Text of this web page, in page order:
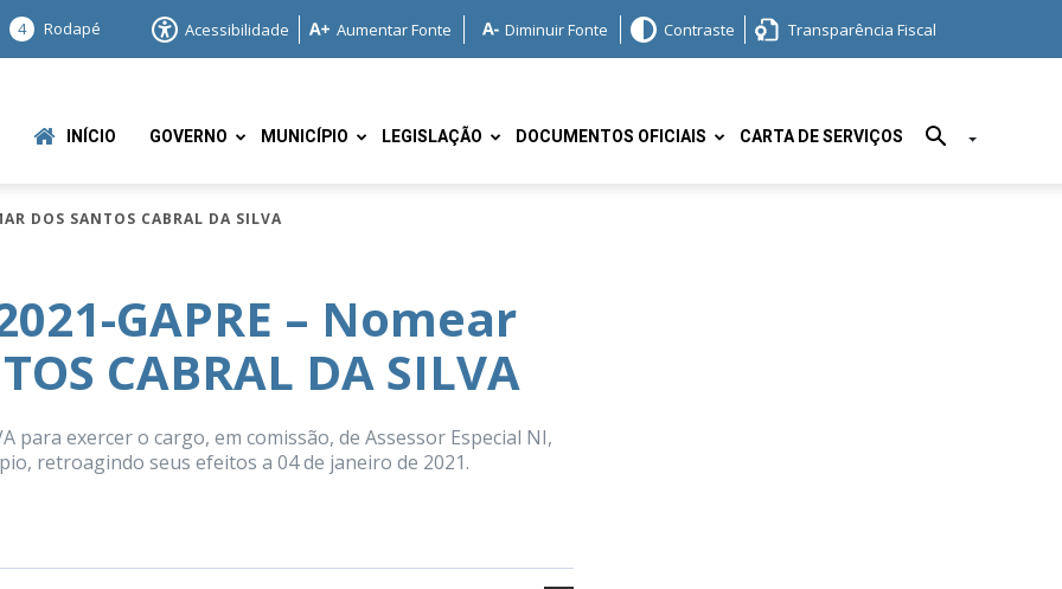
4 Rodapé Acessibilidade Aumentar Fonte Diminuir Fonte Contraste Transparência Fiscal
INÍCIO GOVERNO MUNICÍPIO LEGISLAÇÃO DOCUMENTOS OFICIAIS CARTA DE SERVIÇOS
DOS SANTOS CABRAL DA SILVA
GAPRE – Nomear
CABRAL DA SILVA
para exercer o cargo, em comissão, de Assessor Especial NI,
retroagindo seus efeitos a 04 de janeiro de 2021.